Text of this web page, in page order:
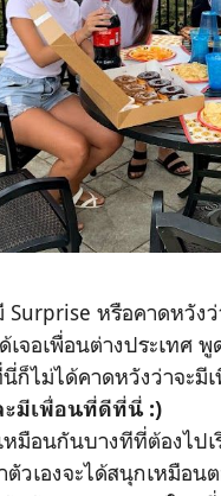
หรือคาดหวัง
เจอเพื่อนต่างประเท
ก็ไม่ได้คาดหวังว่าจะมี
ะมีเพื่อนที่ดีที่นี่ :)
มือนกันบางทีที่ต้องไป
วเองจะได้สนุกเหมือ